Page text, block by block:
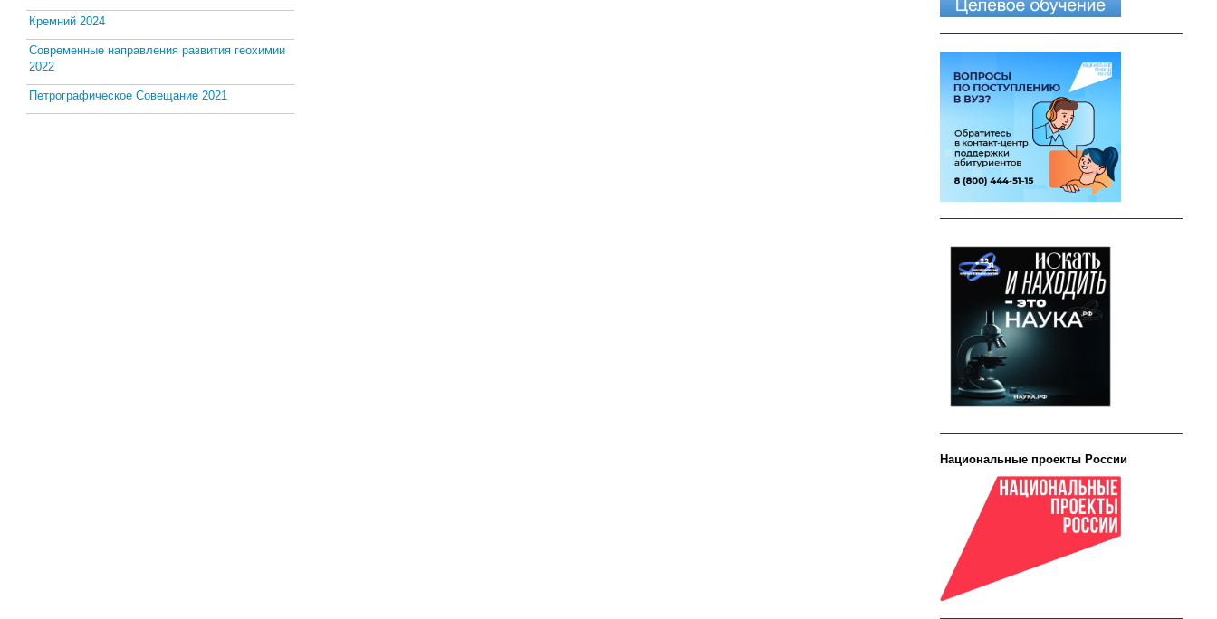
Кремний 2024
Современные направления развития геохимии
2022
Петрографическое Совещание 2021
Национальные проекты России